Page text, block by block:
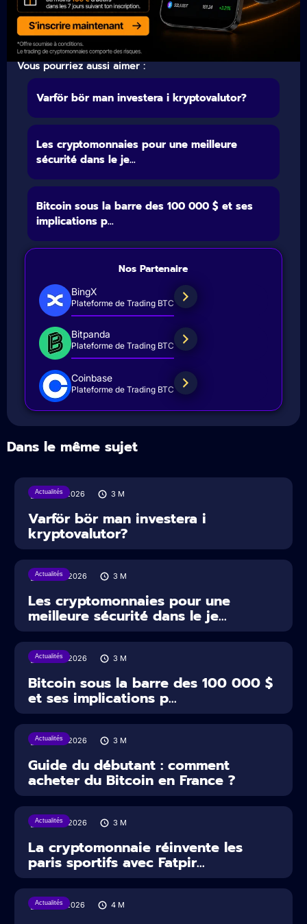
Vous pourriez aussi aimer :
Varför bör man investera i kryptovalutor?
Les cryptomonnaies pour une meilleure
sécurité dans le je...
Bitcoin sous la barre des 100 000 $ et ses
implications p...
Nos Partenaire
BingX
Plateforme de Trading BTC
Bitpanda
Plateforme de Trading BTC
Coinbase
Plateforme de Trading BTC
Dans le même sujet
Actualités
31/07/2026 3 M
Varför bör man investera i
kryptovalutor?
Actualités
30/07/2026 3 M
Les cryptomonnaies pour une
meilleure sécurité dans le je...
Actualités
29/07/2026 3 M
Bitcoin sous la barre des 100 000 $
et ses implications p...
Actualités
29/07/2026 3 M
Guide du débutant : comment
acheter du Bitcoin en France ?
Actualités
22/07/2026 3 M
La cryptomonnaie réinvente les
paris sportifs avec Fatpir...
Actualités
16/07/2026 4 M